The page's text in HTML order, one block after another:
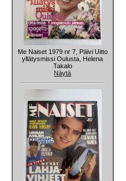
Me Naiset 1979 nr 7, Päivi Uitto
yllätysmissi Oulusta, Helena
Takalo
Näytä